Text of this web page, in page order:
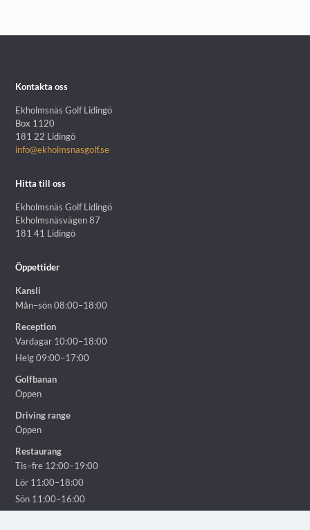
Kontakta oss
Ekholmsnäs Golf Lidingö
Box 1120
181 22 Lidingö
info@ekholmsnasgolf.se
Hitta till oss
Ekholmsnäs Golf Lidingö
Ekholmsnäsvägen 87
181 41 Lidingö
Öppettider
Kansli
Mån–sön 08:00–18:00
Reception
Vardagar 10:00–18:00
Helg 09:00–17:00
Golfbanan
Öppen
Driving range
Öppen
Restaurang
Tis–fre 12:00–19:00
Lör 11:00–18:00
Sön 11:00–16:00